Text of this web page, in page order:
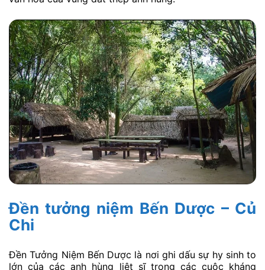
Đền tưởng niệm Bến Dược – Củ
Chi
Đền Tưởng Niệm Bến Dược là nơi ghi dấu sự hy sinh to
lớn của các anh hùng liệt sĩ trong các cuộc kháng